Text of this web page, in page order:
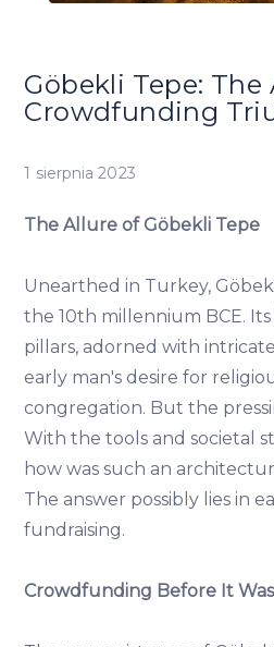
Göbekli Tepe:
Crowdfunding
1 sierpnia 2023
The Allure of Göbekli Tepe
Unearthed in Turkey,
the 10th millennium BCE.
pillars, adorned with
early man's desire for
congregation. But the
With the tools and societal
how was such an
The answer possibly lies in
fundraising.
Crowdfunding Before It